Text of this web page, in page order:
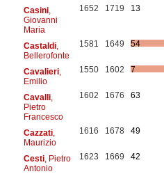
Casini,
Giovanni
Maria
1652 1719 13
Castaldi,
Bellerofonte
1581 1649 54
Cavalieri,
Emilio
1550 1602 7
Cavalli,
Pietro
Francesco
1602 1676 63
Cazzati,
Maurizio
1616 1678 49
Cesti, Pietro
Antonio
1623 1669 42